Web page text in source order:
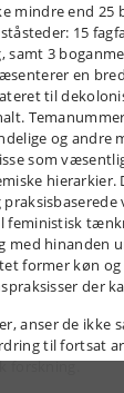
mindre end 25
15
3
en
til
og andre
som
med hinanden
former køn og
der
anser de ikke
til fortsat
forskning.